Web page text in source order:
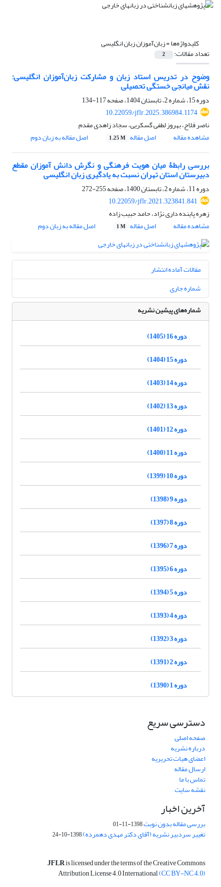
کلیدواژه‌ها =زبان‌آموزان زبان انگلیسی
تعداد مقالات: 2
وضوح در تدریس استاد زبان و مشارکت زبان‌آموزان انگلیسی:
نقش میانجی خستگی تحصیلی
دوره 15، شماره 2، تابستان 1404، صفحه
117-134
10.22059/jflr.2025.386984.1174
ناصر فلاح، بهروز لطفی گسکریی، سجاد زاهدی مقدم
مشاهده مقاله
اصل مقاله 1.25 M اصل مقاله به زبان دوم
بررسی رابطۀ میان هویت فرهنگی و نگرش دانش آموزان مقطع
دبیرستان استان تهران نسبت به یادگیری زبان انگلیسی
دوره 11، شماره 2، تابستان 1400، صفحه
255-272
10.22059/jflr.2021.323841.841
زهره پاینده داری نژاد، حامد حبیب زاده
مشاهده مقاله
اصل مقاله 1 M اصل مقاله به زبان دوم
مقالات آماده انتشار
شماره جاری
شماره‌های پیشین نشریه
دوره 16 (1405)
دوره 15 (1404)
دوره 14 (1403)
دوره 13 (1402)
دوره 12 (1401)
دوره 11 (1400)
دوره 10 (1399)
دوره 9 (1398)
دوره 8 (1397)
دوره 7 (1396)
دوره 6 (1395)
دوره 5 (1394)
دوره 4 (1393)
دوره 3 (1392)
دوره 2 (1391)
دوره 1 (1390)
دسترسی سریع
صفحه اصلی
درباره نشریه
اعضای هیات تحریریه
ارسال مقاله
تماس با ما
نقشه سایت
آخرین اخبار
بررسی مقاله بدون نوبت1398-11-01
تغییر سردبیر نشریه (آقای دکتر مهدی دهمرده)1398-10-24
JFLRis licensed under the terms of the Creative Commons
Attribution License 4.0 International(CC BY-NC 4.0)